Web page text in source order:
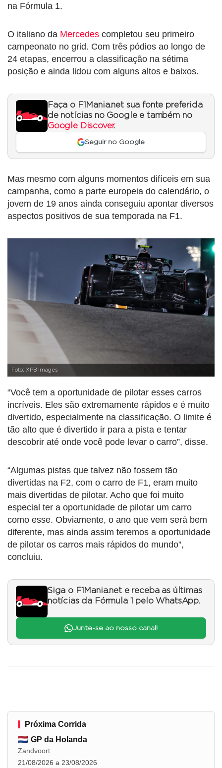
na Fórmula 1.
O italiano da Mercedes completou seu primeiro
campeonato no grid. Com três pódios ao longo de
24 etapas, encerrou a classificação na sétima
posição e ainda lidou com alguns altos e baixos.
Faça o F1Mania.net sua fonte preferida
de notícias no Google e também no
Google Discover.
Seguir no Google
Mas mesmo com alguns momentos difíceis em sua
campanha, como a parte europeia do calendário, o
jovem de 19 anos ainda conseguiu apontar diversos
aspectos positivos de sua temporada na F1.
Foto: XPB Images
“Você tem a oportunidade de pilotar esses carros
incríveis. Eles são extremamente rápidos e é muito
divertido, especialmente na classificação. O limite é
tão alto que é divertido ir para a pista e tentar
descobrir até onde você pode levar o carro”, disse.
“Algumas pistas que talvez não fossem tão
divertidas na F2, com o carro de F1, eram muito
mais divertidas de pilotar. Acho que foi muito
especial ter a oportunidade de pilotar um carro
como esse. Obviamente, o ano que vem será bem
diferente, mas ainda assim teremos a oportunidade
de pilotar os carros mais rápidos do mundo”,
concluiu.
Siga o F1Mania.net e receba as últimas
notícias da Fórmula 1 pelo WhatsApp.
Junte-se ao nosso canal!
Próxima Corrida
GP da Holanda
Zandvoort
21/08/2026 a 23/08/2026